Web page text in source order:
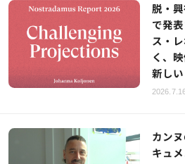
脱・
で発
ス・
く、
新し
カン
キュ